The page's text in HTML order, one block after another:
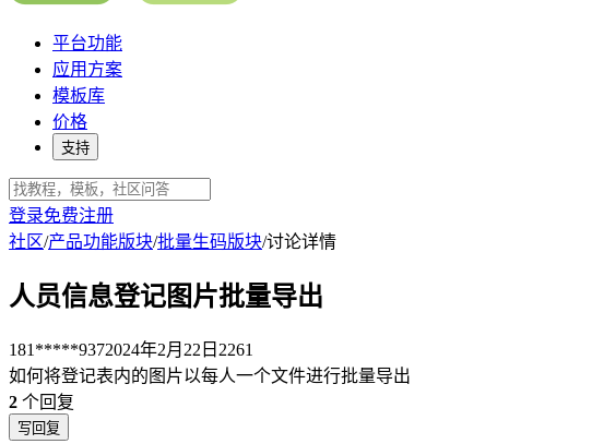
平台功能
应用方案
模板库
价格
支持
登录免费注册
社区/产品功能版块/批量生码版块/讨论详情
人员信息登记图片批量导出
181*****9372024年2月22日 2261
如何将登记表内的图片以每人一个文件进行批量导出
2 个回复
写回复